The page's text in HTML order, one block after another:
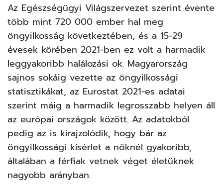
Az Egészségügyi Világszervezet szerint évente
több mint 720 000 ember hal meg
öngyilkosság következtében, és a 15-29
évesek körében 2021-ben ez volt a harmadik
leggyakoribb halálozási ok. Magyarország
sajnos sokáig vezette az öngyilkossági
statisztikákat, az Eurostat 2021-es adatai
szerint máig a harmadik legrosszabb helyen áll
az európai országok között. Az adatokból
pedig az is kirajzolódik, hogy bár az
öngyilkossági kísérlet a nőknél gyakoribb,
általában a férfiak vetnek véget életüknek
nagyobb arányban.